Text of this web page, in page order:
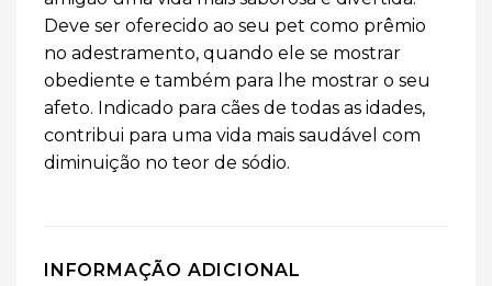
Deve ser oferecido ao seu pet como prêmio
no adestramento, quando ele se mostrar
obediente e também para lhe mostrar o seu
afeto. Indicado para cães de todas as idades,
contribui para uma vida mais saudável com
diminuição no teor de sódio.
INFORMAÇÃO ADICIONAL